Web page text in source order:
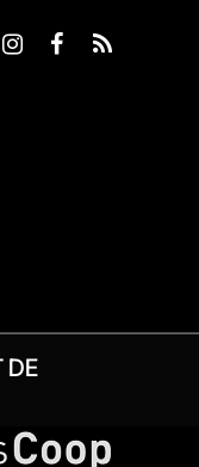
Instagram
Facebook
RSS
DE